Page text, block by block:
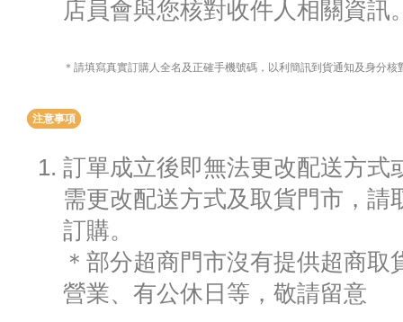
店員會與您核對收件人相關資訊
＊請填寫真實訂購人全名及正確手機號碼，以利簡訊到貨通知及身分核
注意事項
訂單成立後即無法更改配送方式
需更改配送方式及取貨門市，請
訂購。
＊部分超商門市沒有提供超商取
營業、有公休日等，敬請留意